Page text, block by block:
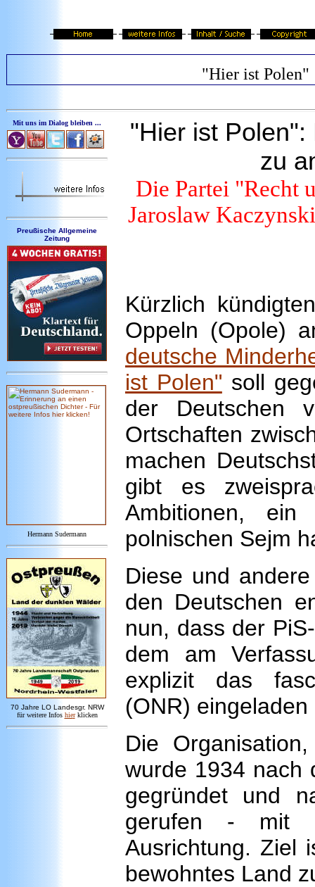
"Hier ist Polen"
Mit uns im Dialog bleiben ...
Preußische Allgemeine
Zeitung
Hermann Sudermann
70 Jahre LO Landesgr. NRW
für weitere Infos hier klicken
"Hier ist
zu
Die Partei "Recht
Jaroslaw
Kürzlich
Oppeln (Opole)
deutsche
ist Polen" soll
der Deutschen
Ortschaften
machen
gibt es
Ambitionen,
polnischen Sejm
Diese und
den Deutschen
nun, dass der
dem am
explizit das
(ONR) eingeladen
Die
wurde 1934 nach
gegründet und
gerufen - mit
Ausrichtung. Ziel
bewohntes Land